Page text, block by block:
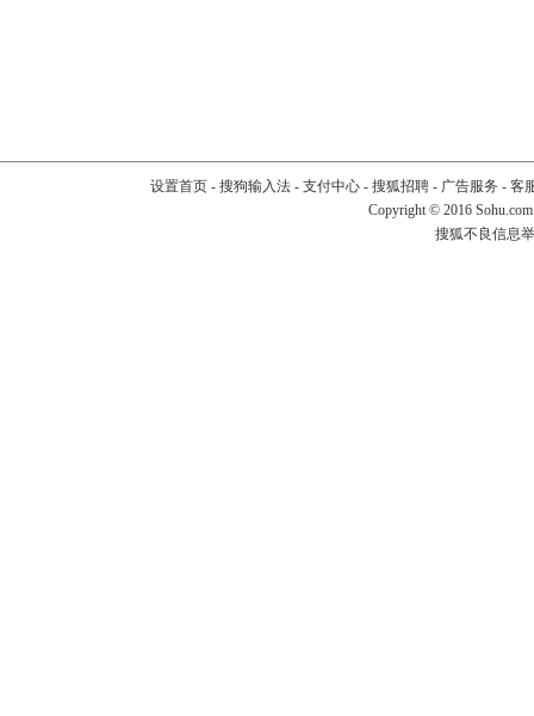
设置首页- 搜狗输入法- 支付中心- 搜狐招聘- 广告服务 - 客
Copyright © 2016
搜狐不良信息